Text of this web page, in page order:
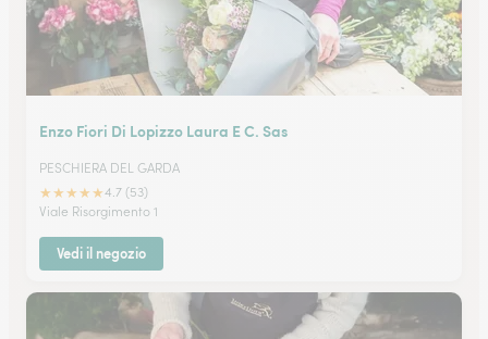
Enzo Fiori Di Lopizzo Laura E C. Sas
PESCHIERA DEL GARDA
★★★★★4.7 (53)
Viale Risorgimento 1
Vedi il negozio